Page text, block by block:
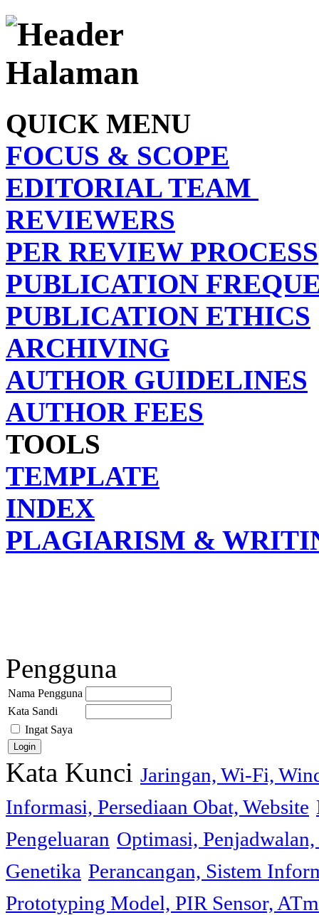
QUICK MENU
FOCUS & SCOPE
EDITORIAL TEAM
REVIEWERS
PER REVIEW PROCESS
PUBLICATION
PUBLICATION ETHICS
ARCHIVING
AUTHOR GUIDELINES
AUTHOR FEES
TOOLS
TEMPLATE
INDEX
PLAGIARISM &
Pengguna
Nama Pengguna
Kata Sandi
Ingat Saya
Kata Kunci Jaringan, Wi-Fi,
Informasi, Persediaan Obat, Website
Pengeluaran Optimasi,
Genetika Perancangan, Sistem
Prototyping Model, PIR Sensor,